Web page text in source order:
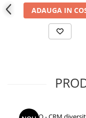
ADAUGA IN